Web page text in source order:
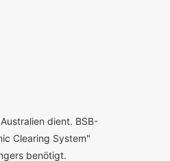
dient. BSB-
Clearing System"
benötigt.